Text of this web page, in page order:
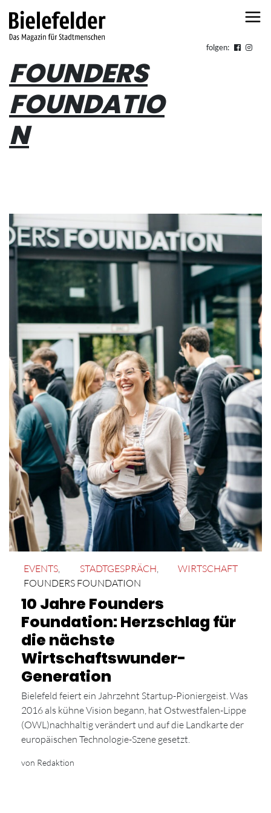
folgen:
FOUNDERS
FOUNDATIO
N
EVENTS STADTGESPRÄCH
WIRTSCHAFT
FOUNDERS FOUNDATION
10 Jahre Founders
Foundation: Herzschlag für
die nächste
Wirtschaftswunder-
Generation
Bielefeld feiert ein Jahrzehnt Startup-Pioniergeist. Was
2016 als kühne Vision begann, hat Ostwestfalen-Lippe
(OWL)nachhaltig verändert und auf die Landkarte der
europäischen Technologie-Szene gesetzt.
von Redaktion